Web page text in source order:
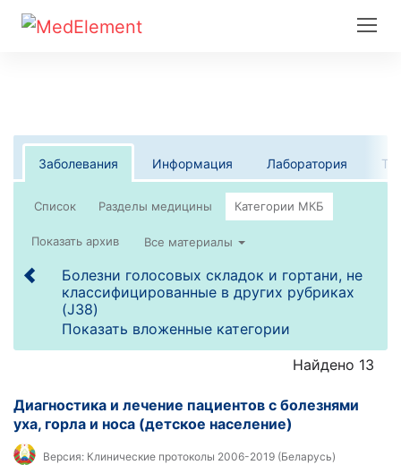
Заболевания Информация Лаборатория
Список
Все материалы
Болезни голосовых складок и гортани, не
классифицированные в других рубриках
(J38)
Показать вложенные категории
Найдено 13
Диагностика и лечение пациентов с болезнями
уха, горла и носа (детское население)
Версия: Клинические протоколы 2006-2019 (Беларусь)